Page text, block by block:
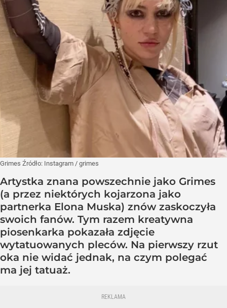
Grimes Źródło: Instagram / grimes
Artystka znana powszechnie jako Grimes
(a przez niektórych kojarzona jako
partnerka Elona Muska) znów zaskoczyła
swoich fanów. Tym razem kreatywna
piosenkarka pokazała zdjęcie
wytatuowanych pleców. Na pierwszy rzut
oka nie widać jednak, na czym polegać
ma jej tatuaż.